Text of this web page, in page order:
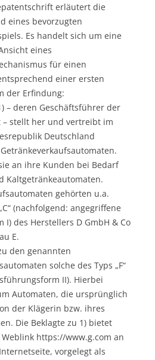
erläutert die
eines bevorzugten
Es handelt sich um eine
eines
für einen
einer ersten
der Erfindung:
– deren Geschäftsführer der
– stellt her und vertreibt im
Deutschland
an ihre Kunden bei Bedarf
Kaltgetränkeautomaten.
gehörten u.a.
(nachfolgend: angegriffene
I) des Herstellers D GmbH & Co
E.
den genannten
solche des Typs „F“
II). Hierbei
Automaten, die ursprünglich
der Klägerin bzw. ihres
Die Beklagte zu 1) bietet
https://www.g.com an
vorgelegt als